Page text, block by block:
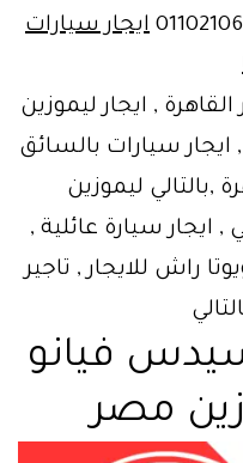
ايجار سيارات
, ايجار ليموزين
ايجار سيارات بالسائق
,بالتالي ليموزين
, ايجار سيارة عائلية ,
راش للايجار , تاجير
فيانو
مصر